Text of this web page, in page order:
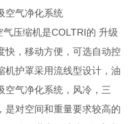
空气净化系统
压缩机是COLTRI的 升级
快，移动方便，可选自动控
机护罩采用流线型设计，油
空气净化系统，风冷，三
是对空间和重量要求较高的